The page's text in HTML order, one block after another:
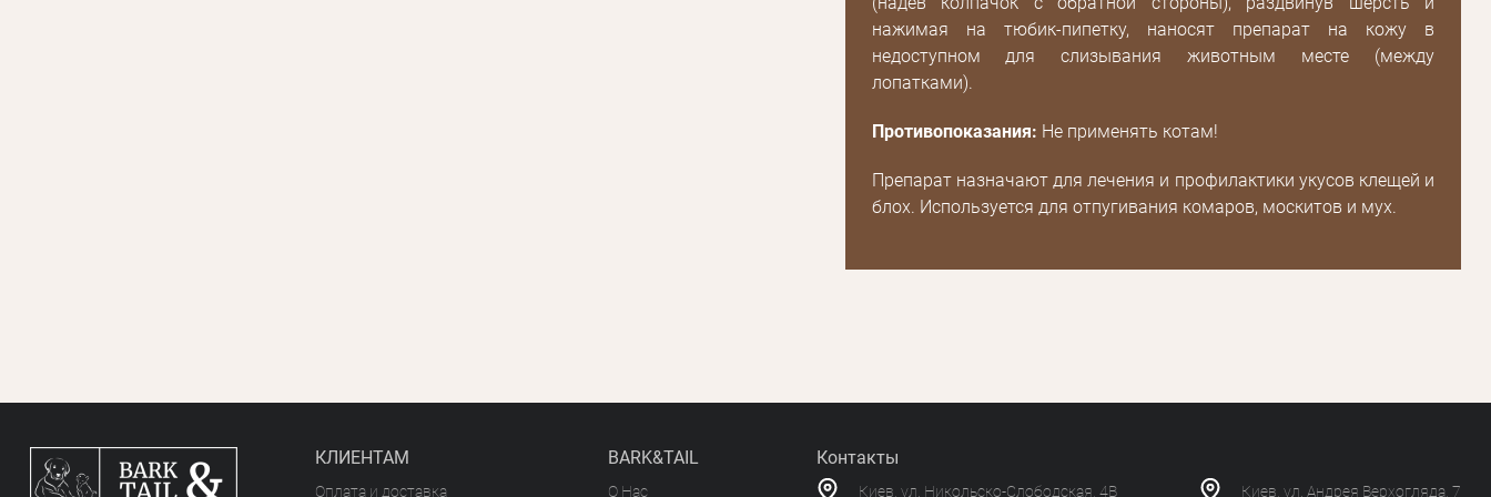
нажимая на тюбик-пипетку, наносят препарат на кожу в
недоступном для слизывания животным месте (между
лопатками).
Противопоказания: Не применять котам!
Препарат назначают для лечения и профилактики укусов клещей и
блох. Используется для отпугивания комаров, москитов и мух.
КЛИЕНТАМ
Оплата и доставка
BARK&TAIL
О Нас
Контакты
Киев, ул. Никольско-Слободская, 4В Киев, ул. Андрея Верхогляда, 7
Зарегистрироваться